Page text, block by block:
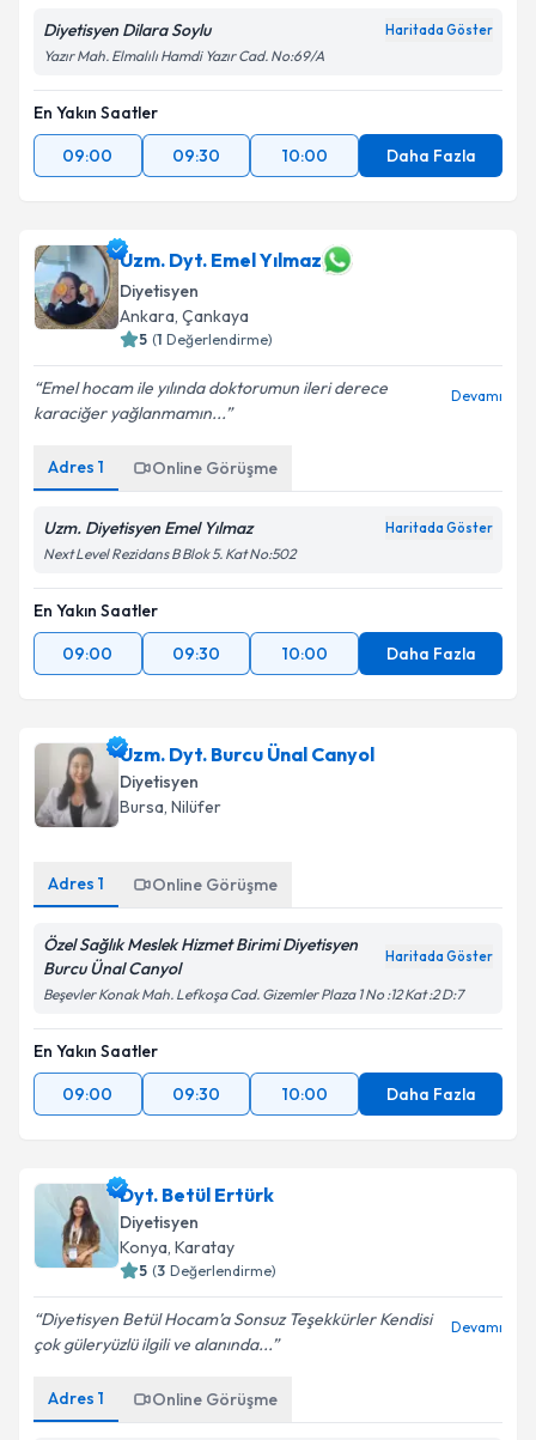
Diyetisyen Dilara Soylu Haritada Göster
Yazır Mah. Elmalılı Hamdi Yazır Cad. No:69/A
En Yakın Saatler
09:00
09:30 10:00 Daha Fazla
Uzm. Dyt. Emel Yılmaz
Diyetisyen
Ankara, Çankaya
5 (1 Değerlendirme)
Emel hocam ile yılında doktorumun ileri derece
karaciğer yağlanmamın...
Devamı
Adres 1 Online Görüşme
Uzm. Diyetisyen Emel Yılmaz Haritada Göster
Next Level Rezidans B Blok 5. Kat No:502
En Yakın Saatler
09:00
09:30 10:00 Daha Fazla
Uzm. Dyt. Burcu Ünal Canyol
Diyetisyen
Bursa, Nilüfer
Adres 1 Online Görüşme
Özel Sağlık Meslek Hizmet Birimi Diyetisyen
Burcu Ünal Canyol
Haritada Göster
Beşevler Konak Mah. Lefkoşa Cad. Gizemler Plaza 1 No :12 Kat :2 D:7
En Yakın Saatler
09:00
09:30 10:00 Daha Fazla
Dyt. Betül Ertürk
Diyetisyen
Konya, Karatay
5 (3 Değerlendirme)
Diyetisyen Betül Hocam’a Sonsuz Teşekkürler Kendisi
çok güleryüzlü ilgili ve alanında...
Devamı
Adres 1 Online Görüşme